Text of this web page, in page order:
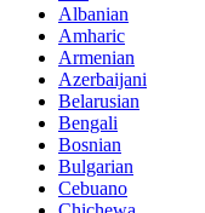
Albanian
Amharic
Armenian
Azerbaijani
Belarusian
Bengali
Bosnian
Bulgarian
Cebuano